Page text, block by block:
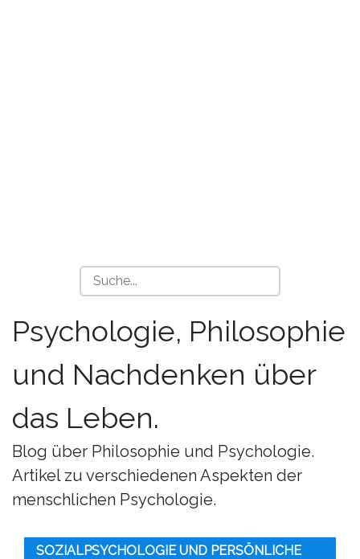
Psychologie, Philosophie
und Nachdenken über
das Leben.
Blog über Philosophie und Psychologie.
Artikel zu verschiedenen Aspekten der
menschlichen Psychologie.
SOZIALPSYCHOLOGIE UND PERSÖNLICHE